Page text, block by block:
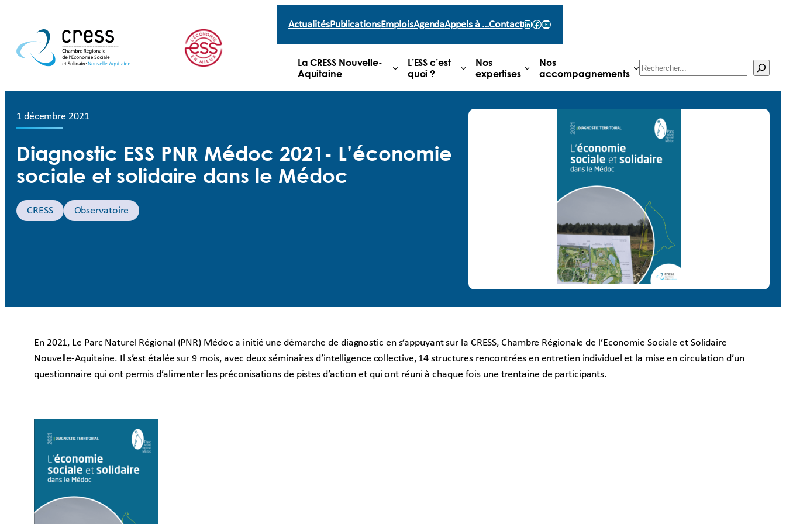
ActualitésPublicationsEmploisAgendaAppels à …ContactLinkedIn
Facebook
YouTube
La CRESS Nouvelle-
Aquitaine
L’ESS c’est
quoi ?
Nos
expertises
Nos
accompagnements
Rechercher
1 décembre 2021
Diagnostic ESS PNR Médoc 2021- L’économie
sociale et solidaire dans le Médoc
CRESS Observatoire
En 2021, Le Parc Naturel Régional (PNR) Médoc a initié une démarche de diagnostic en s’appuyant sur la CRESS, Chambre Régionale de l’Economie Sociale et Solidaire
Nouvelle-Aquitaine. Il s’est étalée sur 9 mois, avec deux séminaires d’intelligence collective, 14 structures rencontrées en entretien individuel et la mise en circulation d’un
questionnaire qui ont permis d’alimenter les préconisations de pistes d’action et qui ont réuni à chaque fois une trentaine de participants.